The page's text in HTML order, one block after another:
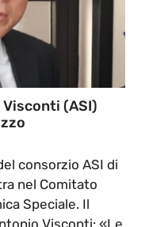
Visconti (ASI)
consorzio ASI di
nel Comitato
Speciale. Il
Visconti: «Le